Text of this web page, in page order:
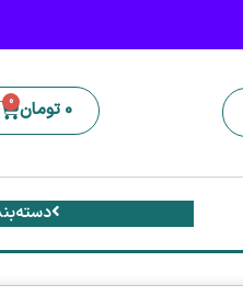
0 تومان 0